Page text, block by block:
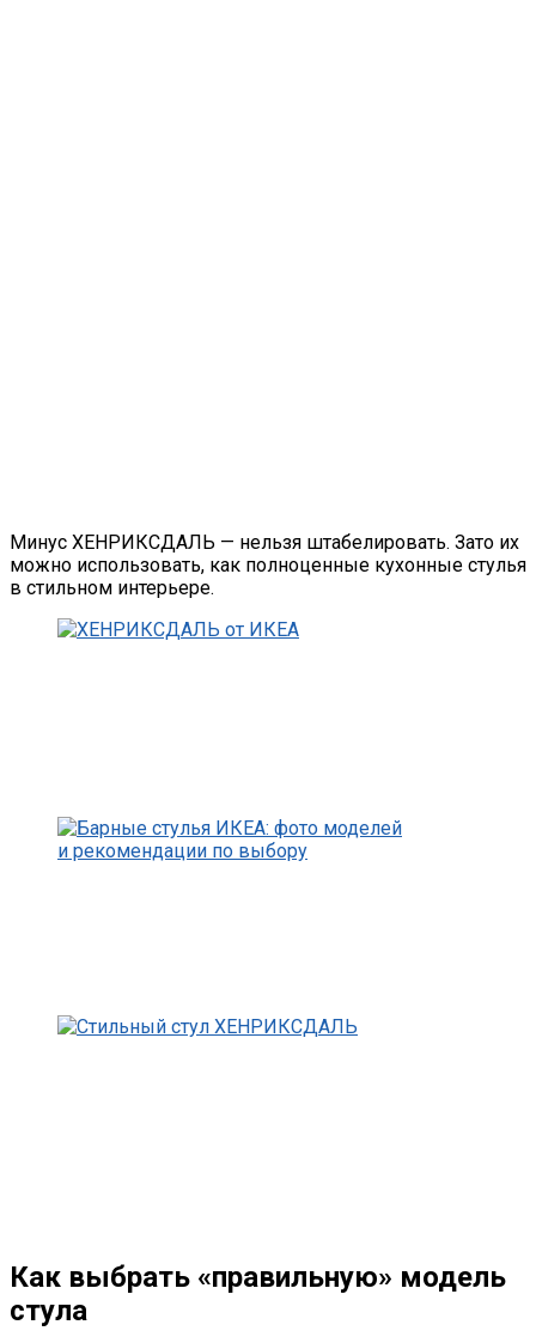
Минус ХЕНРИКСДАЛЬ — нельзя штабелировать. Зато их
можно использовать, как полноценные кухонные стулья
в стильном интерьере.
Как выбрать «правильную» модель
стула